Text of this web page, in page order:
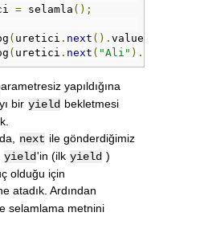
= selamla ();
( uretici . next (). value
( uretici . next ( "Ali" ).
yapıldığına
bir yield bekletmesi
next ile gönderdiğimiz
yield'in (ilk yield )
olduğu için
atadık. Ardından
selamlama metnini